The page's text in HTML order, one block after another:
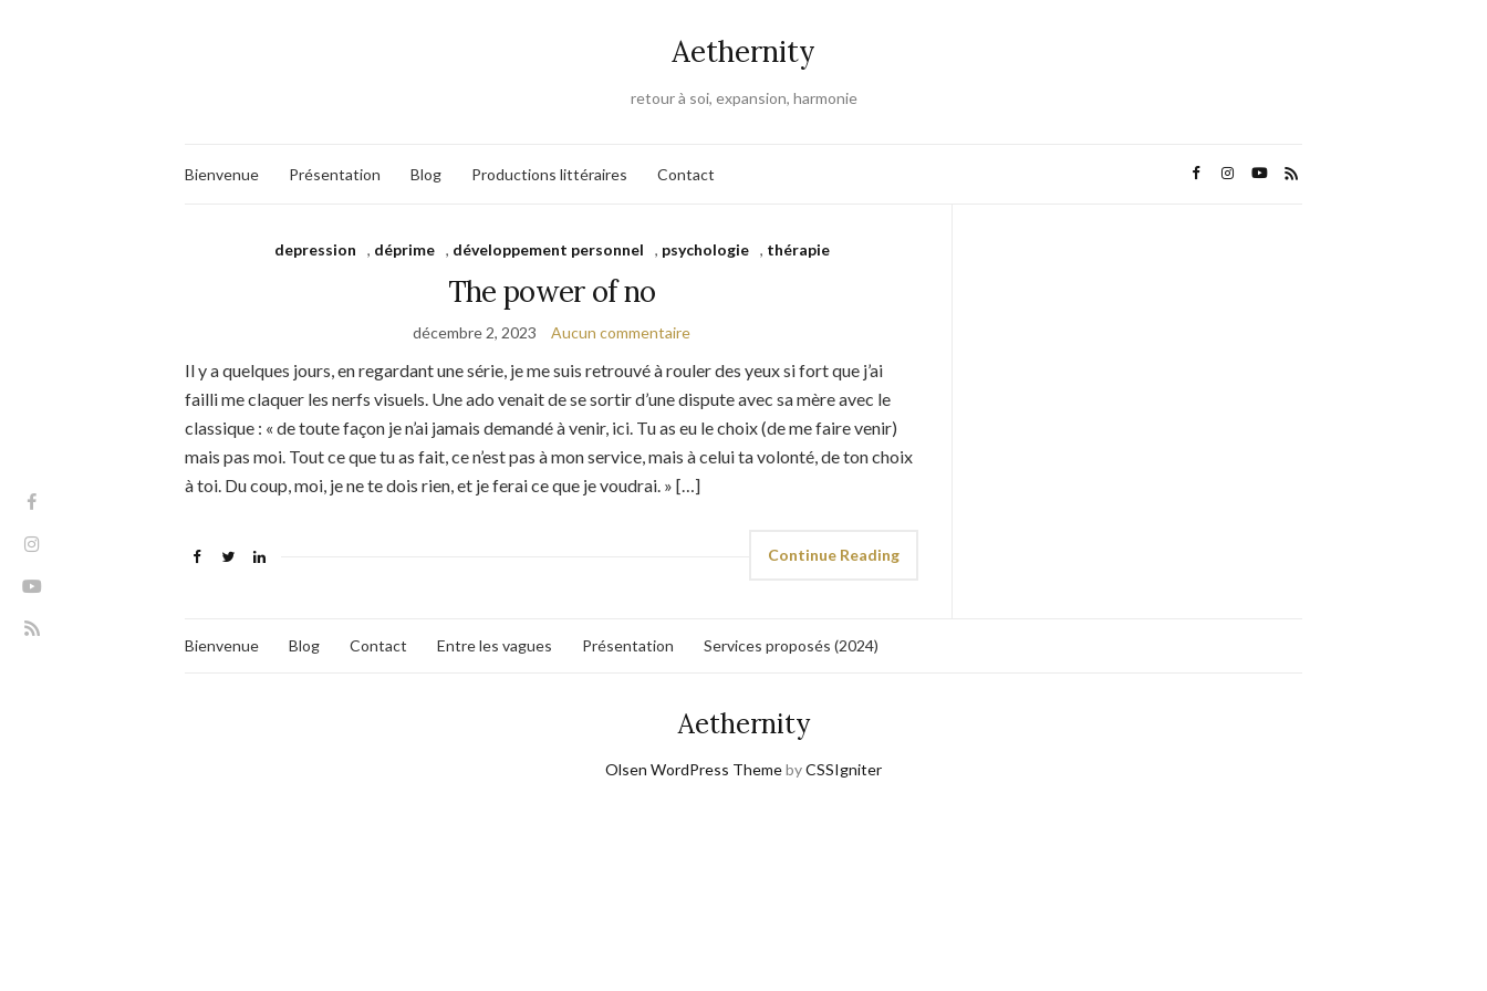
Aethernity
retour à soi, expansion, harmonie
Bienvenue Présentation Blog Productions littéraires Contact
depression , déprime , développement personnel , psychologie , thérapie
The power of no
décembre 2, 2023 Aucun commentaire
Il y a quelques jours, en regardant une série, je me suis retrouvé à rouler des yeux si fort que j’ai
failli me claquer les nerfs visuels. Une ado venait de se sortir d’une dispute avec sa mère avec le
classique : « de toute façon je n’ai jamais demandé à venir, ici. Tu as eu le choix (de me faire venir)
mais pas moi. Tout ce que tu as fait, ce n’est pas à mon service, mais à celui ta volonté, de ton choix
à toi. Du coup, moi, je ne te dois rien, et je ferai ce que je voudrai. » […]
Continue Reading
Bienvenue Blog Contact Entre les vagues Présentation Services proposés (2024)
Aethernity
Olsen WordPress ThemebyCSSIgniter